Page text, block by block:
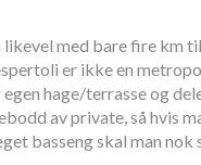
likevel med bare fire km
er ikke en
hage/terrasse og
av private, så hvis
basseng skal man nok